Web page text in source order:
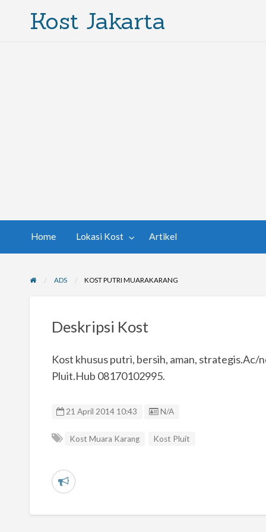
Kost Jakarta
Home Lokasi Kost Artikel
ADS KOST PUTRI MUARAKARANG
Deskripsi Kost
Kost khusus putri, bersih, aman, strategis.Ac/
Pluit.Hub 08170102995.
21 April 2014 10:43 Listing ID
N/A
Kost Muara Karang Kost Pluit
L